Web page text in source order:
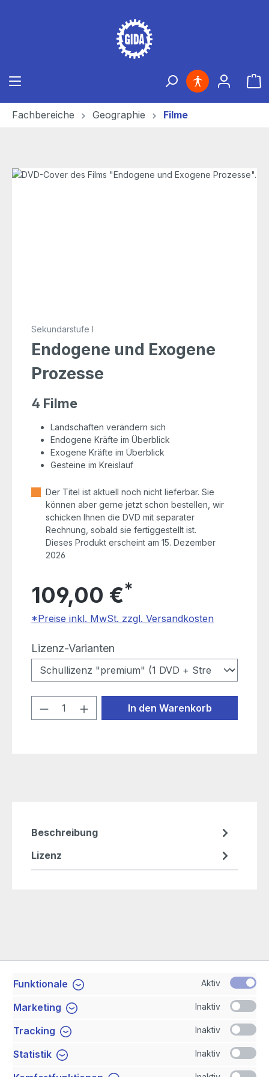
Fachbereiche Geographie Filme
Bildergalerie überspringen
Sekundarstufe I
Endogene und Exogene
Prozesse
4 Filme
Landschaften verändern sich
Endogene Kräfte im Überblick
Exogene Kräfte im Überblick
Gesteine im Kreislauf
Der Titel ist aktuell noch nicht lieferbar. Sie
können aber gerne jetzt schon bestellen, wir
schicken Ihnen die DVD mit separater
Rechnung, sobald sie fertiggestellt ist.
Dieses Produkt erscheint am 15. Dezember
2026
109,00 €*
*Preise inkl. MwSt. zzgl. Versandkosten
Lizenz-Varianten
Produkt Anzahl: Gib den
In den Warenkorb
Beschreibung
Lizenz
Service-Hotline
Shop Service
Newsletter
Funktionale Aktiv
Marketing Inaktiv
Tracking Inaktiv
Statistik Inaktiv